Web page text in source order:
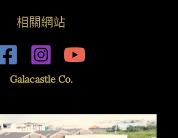
相關網站
Galacastle Co.